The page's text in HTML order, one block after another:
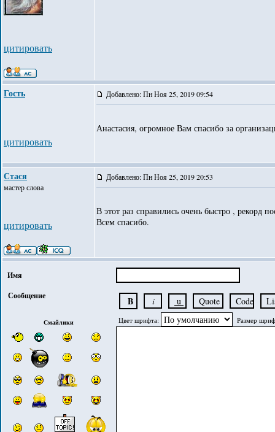
цитировать
Гость
цитировать
Добавлено: Пн Ноя 25, 2019 09:54
Анастасия, огромное Вам спасибо за
Стася
мастер слова
цитировать
Добавлено: Пн Ноя 25, 2019 20:53
В этот раз справились очень быстро , рекорд
Всем спасибо.
Имя
Сообщение
Смайлики Цвет шрифта: Размер